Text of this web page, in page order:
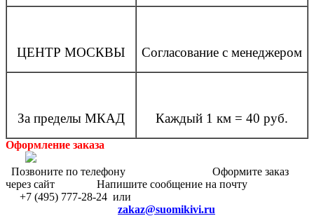
ЦЕНТР МОСКВЫ Согласование с менеджером
За пределы МКАД Каждый 1 км = 40 руб.
Оформление заказа
Позвоните по телефону Оформите заказ
через сайт Напишите сообщение на почту
+7 (495) 777-28-24 или
zakaz@suomikivi.ru